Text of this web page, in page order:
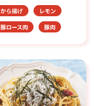
から揚げ
レモン
豚ロース肉
豚肉